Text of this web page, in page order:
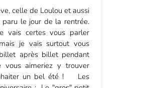
celle de Loulou et aussi
le jour de la rentrée.
vais certes vous parler
je vais surtout vous
après billet pendant
vous aimeriez y trouver
un bel été ! Les